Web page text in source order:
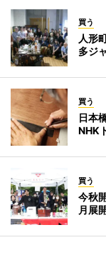
買う
人形
多ジ
買う
日本
NHK
買う
今秋
月展